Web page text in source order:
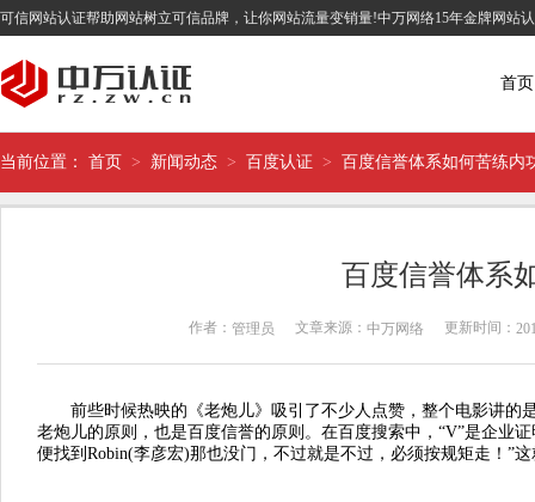
可信网站认证帮助网站树立可信品牌，让你网站流量变销量!中万网络15年金牌网站
首页
当前位置： 首页 > 新闻动态 > 百度认证 > 百度信誉体系如何苦练内
百度信誉体系
作者： 管理员 文章来源： 中万网络 更新时间：
前些时候热映的《老炮儿》吸引了不少人点赞，整个电影讲的
老炮儿的原则，也是百度信誉的原则。在百度搜索中，“V”是企业
便找到Robin(李彦宏)那也没门，不过就是不过，必须按规矩走！”